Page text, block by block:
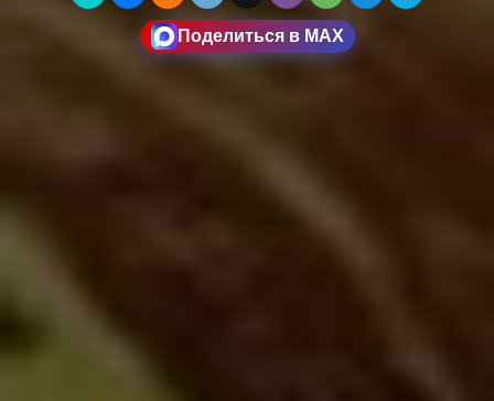
Поделиться в MAX